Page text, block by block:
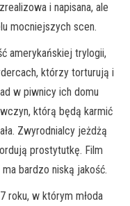
i napisana, ale
mocniejszych scen.
amerykańskiej trylogii,
którzy torturują i
w piwnicy ich domu
którą będą karmić
Zwyrodnialcy jeżdżą
prostytutkę. Film
bardzo niską jakość.
roku, w którym młoda